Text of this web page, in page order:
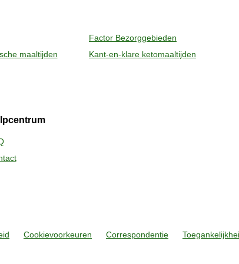
folie. Pas bij het openen op voor
Factor Bezorggebieden
maaltijden Kant-en-klare ketomaaltijden
Cookievoorkeuren Correspondentie